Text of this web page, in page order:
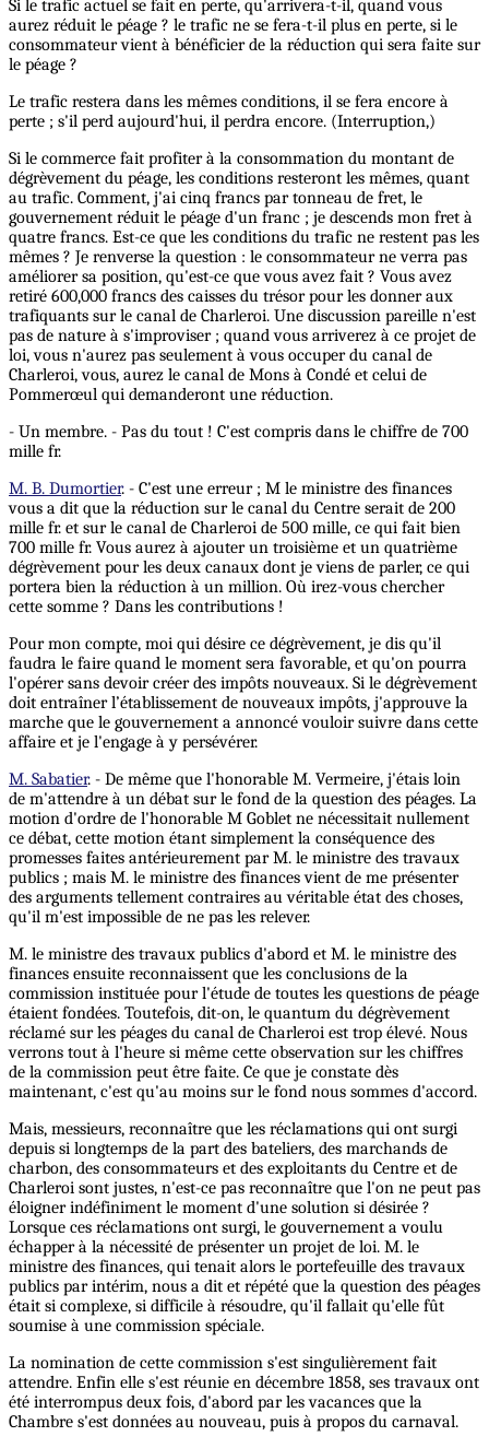
Si le trafic actuel se fait en perte, qu'arrivera-t-il, quand vous
aurez réduit le péage ? le trafic ne se fera-t-il plus en perte, si le
consommateur vient à bénéficier de la réduction qui sera faite sur
le péage ?
Le trafic restera dans les mêmes conditions, il se fera encore à
perte ; s'il perd aujourd'hui, il perdra encore. (Interruption,)
Si le commerce fait profiter à la consommation du montant de
dégrèvement du péage, les conditions resteront les mêmes, quant
au trafic. Comment, j'ai cinq francs par tonneau de fret, le
gouvernement réduit le péage d'un franc ; je descends mon fret à
quatre francs. Est-ce que les conditions du trafic ne restent pas les
mêmes ? Je renverse la question : le consommateur ne verra pas
améliorer sa position, qu'est-ce que vous avez fait ? Vous avez
retiré 600,000 francs des caisses du trésor pour les donner aux
trafiquants sur le canal de Charleroi. Une discussion pareille n'est
pas de nature à s'improviser ; quand vous arriverez à ce projet de
loi, vous n'aurez pas seulement à vous occuper du canal de
Charleroi, vous, aurez le canal de Mons à Condé et celui de
Pommerœul qui demanderont une réduction.
- Un membre. - Pas du tout ! C'est compris dans le chiffre de 700
mille fr.
M. B. Dumortier. - C'est une erreur ; M le ministre des finances
vous a dit que la réduction sur le canal du Centre serait de 200
mille fr. et sur le canal de Charleroi de 500 mille, ce qui fait bien
700 mille fr. Vous aurez à ajouter un troisième et un quatrième
dégrèvement pour les deux canaux dont je viens de parler, ce qui
portera bien la réduction à un million. Où irez-vous chercher
cette somme ? Dans les contributions !
Pour mon compte, moi qui désire ce dégrèvement, je dis qu'il
faudra le faire quand le moment sera favorable, et qu'on pourra
l'opérer sans devoir créer des impôts nouveaux. Si le dégrèvement
doit entraîner l’établissement de nouveaux impôts, j'approuve la
marche que le gouvernement a annoncé vouloir suivre dans cette
affaire et je l'engage à y persévérer.
M. Sabatier. - De même que l'honorable M. Vermeire, j'étais loin
de m'attendre à un débat sur le fond de la question des péages. La
motion d'ordre de l'honorable M Goblet ne nécessitait nullement
ce débat, cette motion étant simplement la conséquence des
promesses faites antérieurement par M. le ministre des travaux
publics ; mais M. le ministre des finances vient de me présenter
des arguments tellement contraires au véritable état des choses,
qu'il m'est impossible de ne pas les relever.
M. le ministre des travaux publics d'abord et M. le ministre des
finances ensuite reconnaissent que les conclusions de la
commission instituée pour l'étude de toutes les questions de péage
étaient fondées. Toutefois, dit-on, le quantum du dégrèvement
réclamé sur les péages du canal de Charleroi est trop élevé. Nous
verrons tout à l'heure si même cette observation sur les chiffres
de la commission peut être faite. Ce que je constate dès
maintenant, c'est qu'au moins sur le fond nous sommes d'accord.
Mais, messieurs, reconnaître que les réclamations qui ont surgi
depuis si longtemps de la part des bateliers, des marchands de
charbon, des consommateurs et des exploitants du Centre et de
Charleroi sont justes, n'est-ce pas reconnaître que l'on ne peut pas
éloigner indéfiniment le moment d'une solution si désirée ?
Lorsque ces réclamations ont surgi, le gouvernement a voulu
échapper à la nécessité de présenter un projet de loi. M. le
ministre des finances, qui tenait alors le portefeuille des travaux
publics par intérim, nous a dit et répété que la question des péages
était si complexe, si difficile à résoudre, qu'il fallait qu'elle fût
soumise à une commission spéciale.
La nomination de cette commission s'est singulièrement fait
attendre. Enfin elle s'est réunie en décembre 1858, ses travaux ont
été interrompus deux fois, d'abord par les vacances que la
Chambre s'est données au nouveau, puis à propos du carnaval.